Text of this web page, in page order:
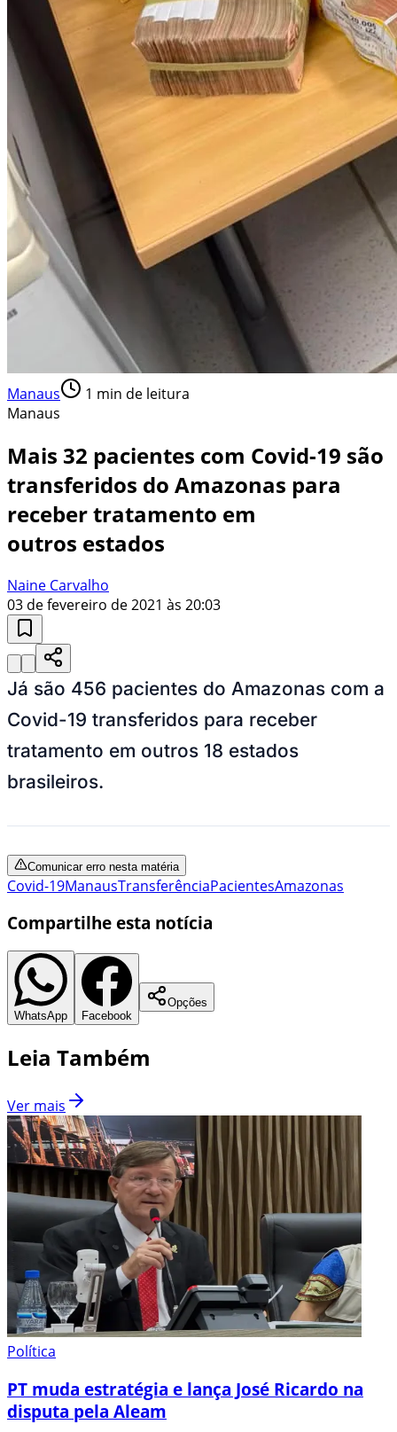
Manaus 1 min de leitura
Manaus
Mais 32 pacientes com Covid-19 são
transferidos do Amazonas para
receber tratamento em
outros estados
Naine Carvalho
03 de fevereiro de 2021 às 20:03
Já são 456 pacientes do Amazonas com a
Covid-19 transferidos para receber
tratamento em outros 18 estados
brasileiros.
Comunicar erro nesta matéria
Covid-19ManausTransferênciaPacientesAmazonas
Compartilhe esta notícia
WhatsApp Facebook
Opções
Leia Também
Ver mais
Política
PT muda estratégia e lança José Ricardo na
disputa pela Aleam